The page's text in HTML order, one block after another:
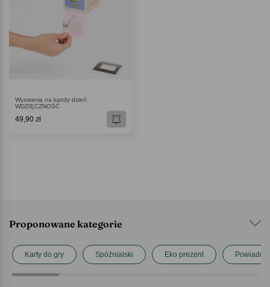
Wyzwania na każdy dzień
WDZIĘCZNOŚĆ
49,90 zł
Proponowane kategorie
Karty do gry Spóźnialski Eko prezent